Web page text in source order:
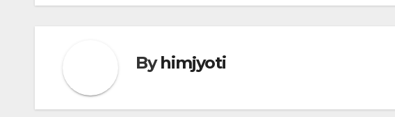
Byhimjyoti